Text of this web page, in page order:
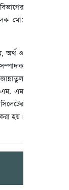
মো:
অর্থ ও
এম. এম
হয়।